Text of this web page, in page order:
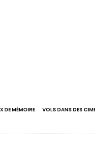
DE MÉMOIRE VOLS DANS DES